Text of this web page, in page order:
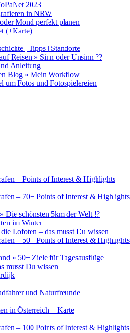
2023
in NRW
Mond perfekt planen
(+Karte)
| Tipps | Standorte
Reisen » Sinn oder Unsinn ??
Anleitung
Blog » Mein Workflow
um Fotos und Fotospielereien
– Points of Interest & Highlights
– 70+ Points of Interest & Highlights
Die schönsten 5km der Welt !?
im Winter
Lofoten – das musst Du wissen
– 50+ Points of Interest & Highlights
» 50+ Ziele für Tagesausflüge
musst Du wissen
und Naturfreunde
in Österreich + Karte
– 100 Points of Interest & Highlights